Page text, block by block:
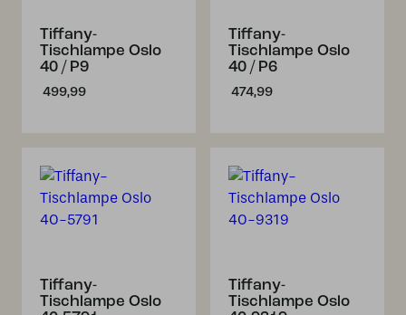
Tiffany-
Tischlampe Oslo
40 / P9
499,99
Tiffany-
Tischlampe Oslo
40 / P6
474,99
Tiffany-
Tischlampe Oslo
Tiffany-
Tischlampe Oslo